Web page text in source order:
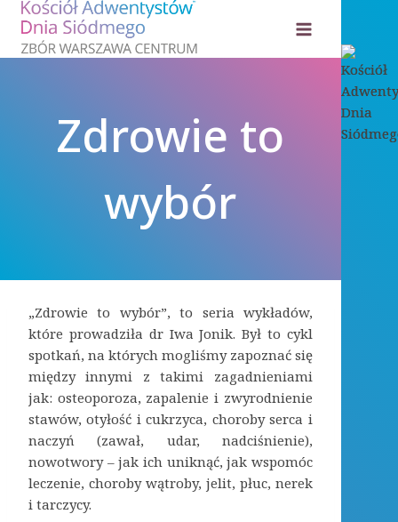
Przejdź
treści
Zdrowie to
wybór
„Zdrowie to wybór”, to seria wykładów,
które prowadziła dr Iwa Jonik. Był to cykl
spotkań, na których mogliśmy zapoznać się
między innymi z takimi zagadnieniami
jak: osteoporoza, zapalenie i zwyrodnienie
stawów, otyłość i cukrzyca, choroby serca i
naczyń (zawał, udar, nadciśnienie),
nowotwory – jak ich uniknąć, jak wspomóc
leczenie, choroby wątroby, jelit, płuc, nerek
i tarczycy.